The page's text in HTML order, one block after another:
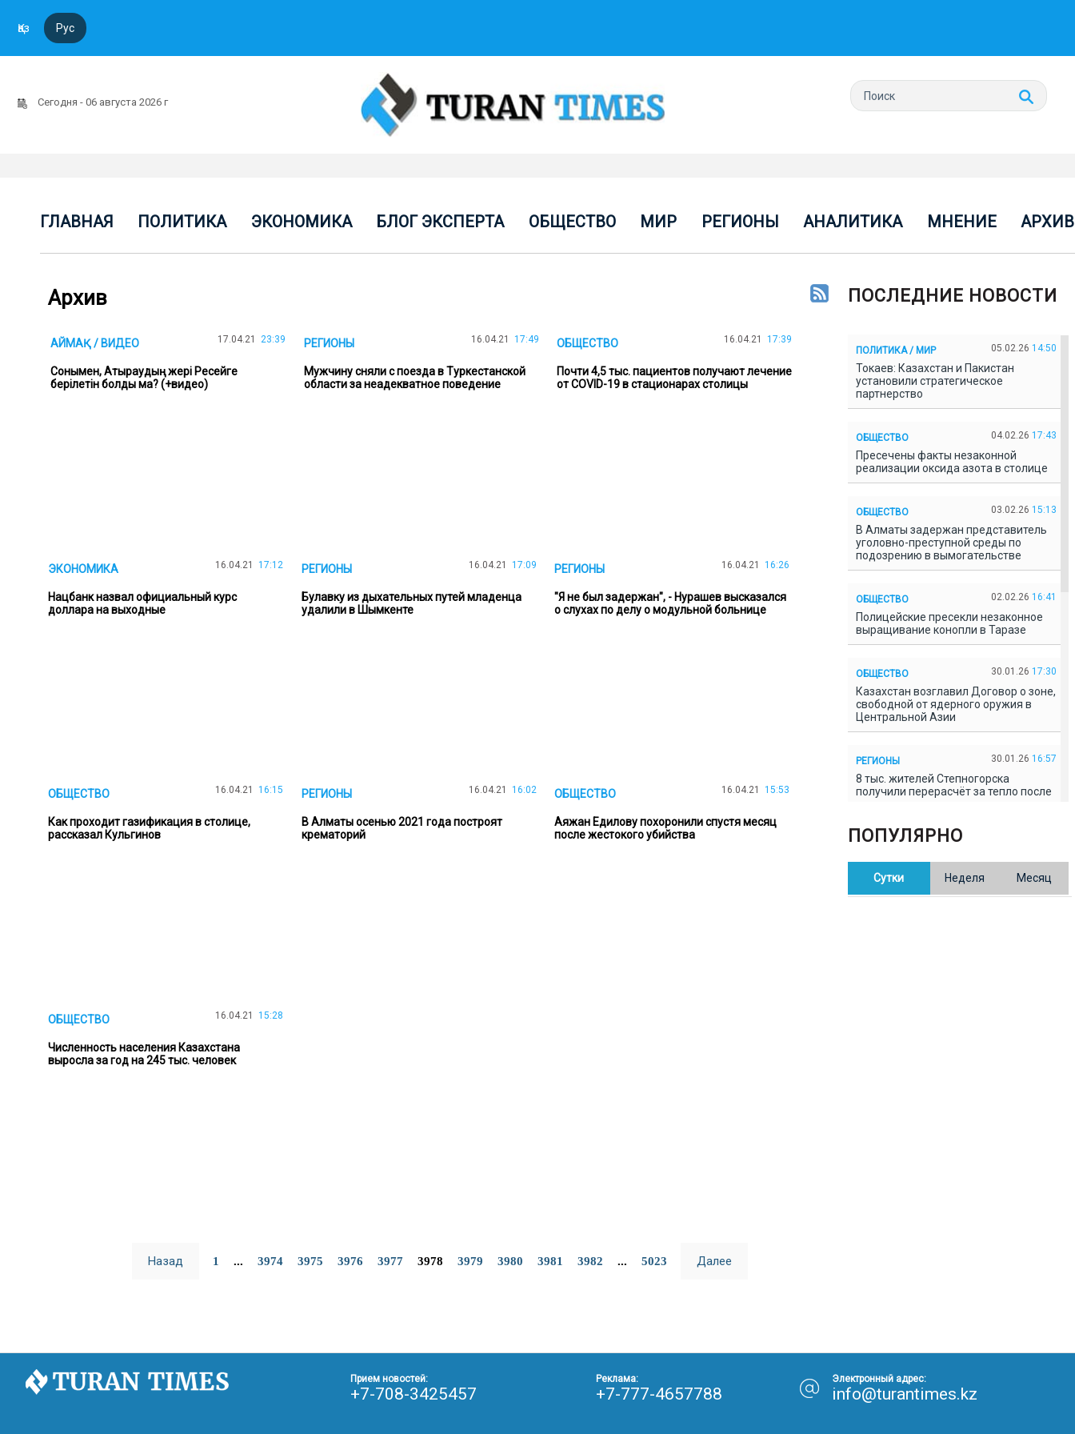
Қаз Рус
Сегодня - 06 августа 2026 г
ГЛАВНАЯ ПОЛИТИКА ЭКОНОМИКА БЛОГ ЭКСПЕРТА ОБЩЕСТВО МИР РЕГИОНЫ АНАЛИТИКА МНЕНИЕ АРХИВ
Архив
АЙМАҚ / ВИДЕО 17.04.21 23:39
Сонымен, Атыраудың жері Ресейге
берілетін болды ма? (+видео)
РЕГИОНЫ 16.04.21 17:49
Мужчину сняли с поезда в Туркестанской
области за неадекватное поведение
ОБЩЕСТВО 16.04.21 17:39
Почти 4,5 тыс. пациентов получают лечение
от COVID-19 в стационарах столицы
ЭКОНОМИКА 16.04.21 17:12
Нацбанк назвал официальный курс
доллара на выходные
РЕГИОНЫ 16.04.21 17:09
Булавку из дыхательных путей младенца
удалили в Шымкенте
РЕГИОНЫ 16.04.21 16:26
"Я не был задержан", - Нурашев высказался
о слухах по делу о модульной больнице
ОБЩЕСТВО 16.04.21 16:15
Как проходит газификация в столице,
рассказал Кульгинов
РЕГИОНЫ 16.04.21 16:02
В Алматы осенью 2021 года построят
крематорий
ОБЩЕСТВО 16.04.21 15:53
Аяжан Едилову похоронили спустя месяц
после жестокого убийства
ОБЩЕСТВО 16.04.21 15:28
Численность населения Казахстана
выросла за год на 245 тыс. человек
Назад 1 ... 3974 3975 3976 3977 3978 3979 3980 3981 3982 ... 5023 Далее
ПОСЛЕДНИЕ НОВОСТИ
ПОЛИТИКА / МИР 05.02.26 14:50
Токаев: Казахстан и Пакистан
установили стратегическое
партнерство
ОБЩЕСТВО 04.02.26 17:43
Пресечены факты незаконной
реализации оксида азота в столице
ОБЩЕСТВО 03.02.26 15:13
В Алматы задержан представитель
уголовно-преступной среды по
подозрению в вымогательстве
ОБЩЕСТВО 02.02.26 16:41
Полицейские пресекли незаконное
выращивание конопли в Таразе
ОБЩЕСТВО 30.01.26 17:30
Казахстан возглавил Договор о зоне,
свободной от ядерного оружия в
Центральной Азии
РЕГИОНЫ 30.01.26 16:57
8 тыс. жителей Степногорска
получили перерасчёт за тепло после
В Казахстане готовят новую
редакцию Конституции: меняется
ПОПУЛЯРНО
Сутки Неделя Месяц
Прием новостей:
+7-708-3425457
Реклама:
+7-777-4657788
Электронный адрес:
info@turantimes.kz